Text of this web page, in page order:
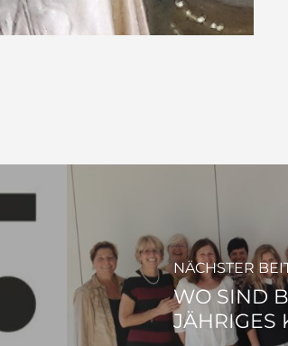
NÄCHSTER
WO SIND
ÄHRIGES